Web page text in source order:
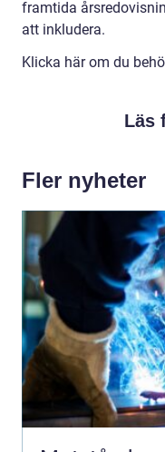
framtida
att inkludera.
Klicka här om du
Läs
Fler nyheter